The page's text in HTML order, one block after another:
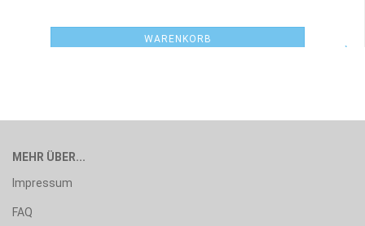
WARENKORB
MEHR ÜBER...
Impressum
FAQ